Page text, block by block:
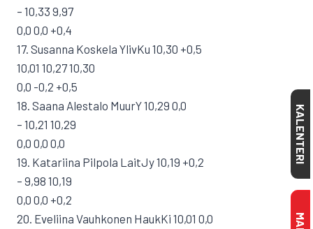
– 10,33 9,97
0,0 0,0 +0,4
17. Susanna Koskela YlivKu 10,30 +0,5
10,01 10,27 10,30
0,0 -0,2 +0,5
18. Saana Alestalo MuurY 10,29 0,0
– 10,21 10,29
0,0 0,0 0,0
19. Katariina Pilpola LaitJy 10,19 +0,2
– 9,98 10,19
0,0 0,0 +0,2
20. Eveliina Vauhkonen HaukKi 10,01 0,0
KALENTERI